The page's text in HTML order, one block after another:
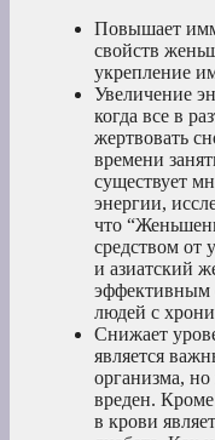
Повышает
свойств
укрепление
Увеличение
когда все в
жертвовать
времени
существует
энергии,
что
средством от
и азиатский
эффективным
людей с
Снижает
является
организма,
вреден.
в крови